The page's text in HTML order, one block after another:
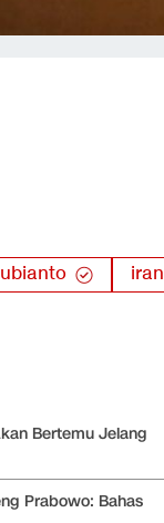
iran
Bertemu Jelang
Prabowo: Bahas